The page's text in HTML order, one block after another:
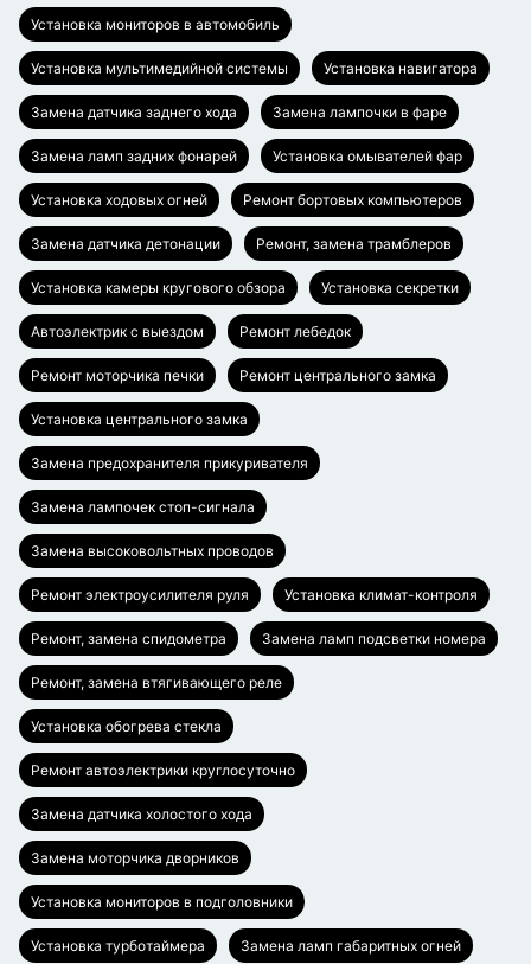
Установка мониторов в автомобиль
Установка мультимедийной системы Установка навигатора
Замена датчика заднего хода Замена лампочки в фаре
Замена ламп задних фонарей Установка омывателей фар
Установка ходовых огней Ремонт бортовых компьютеров
Замена датчика детонации Ремонт, замена трамблеров
Установка камеры кругового обзора Установка секретки
Автоэлектрик с выездом Ремонт лебедок
Ремонт моторчика печки Ремонт центрального замка
Установка центрального замка
Замена предохранителя прикуривателя
Замена лампочек стоп-сигнала
Замена высоковольтных проводов
Ремонт электроусилителя руля Установка климат-контроля
Ремонт, замена спидометра Замена ламп подсветки номера
Ремонт, замена втягивающего реле
Установка обогрева стекла
Ремонт автоэлектрики круглосуточно
Замена датчика холостого хода
Замена моторчика дворников
Установка мониторов в подголовники
Установка турботаймера Замена ламп габаритных огней